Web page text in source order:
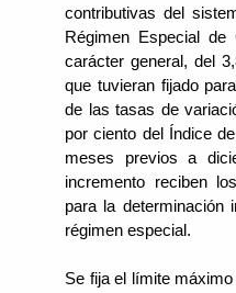
contributivas del
Régimen Especial
carácter general, del
que tuvieran fijado
de las tasas de
por ciento del Índice
meses previos a
incremento reciben
para la determinación
régimen especial.
Se fija el límite